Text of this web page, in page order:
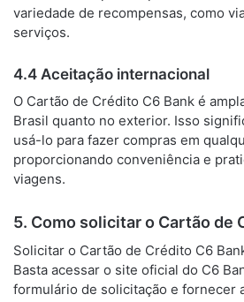
variedade de recompensas, como
serviços.
4.4 Aceitação internacional
O Cartão de Crédito C6 Bank é
Brasil quanto no exterior. Isso
usá-lo para fazer compras em
proporcionando conveniência e
viagens.
5. Como solicitar o Cartão de
Solicitar o Cartão de Crédito C6
Basta acessar o site oficial do C6
formulário de solicitação e fornecer